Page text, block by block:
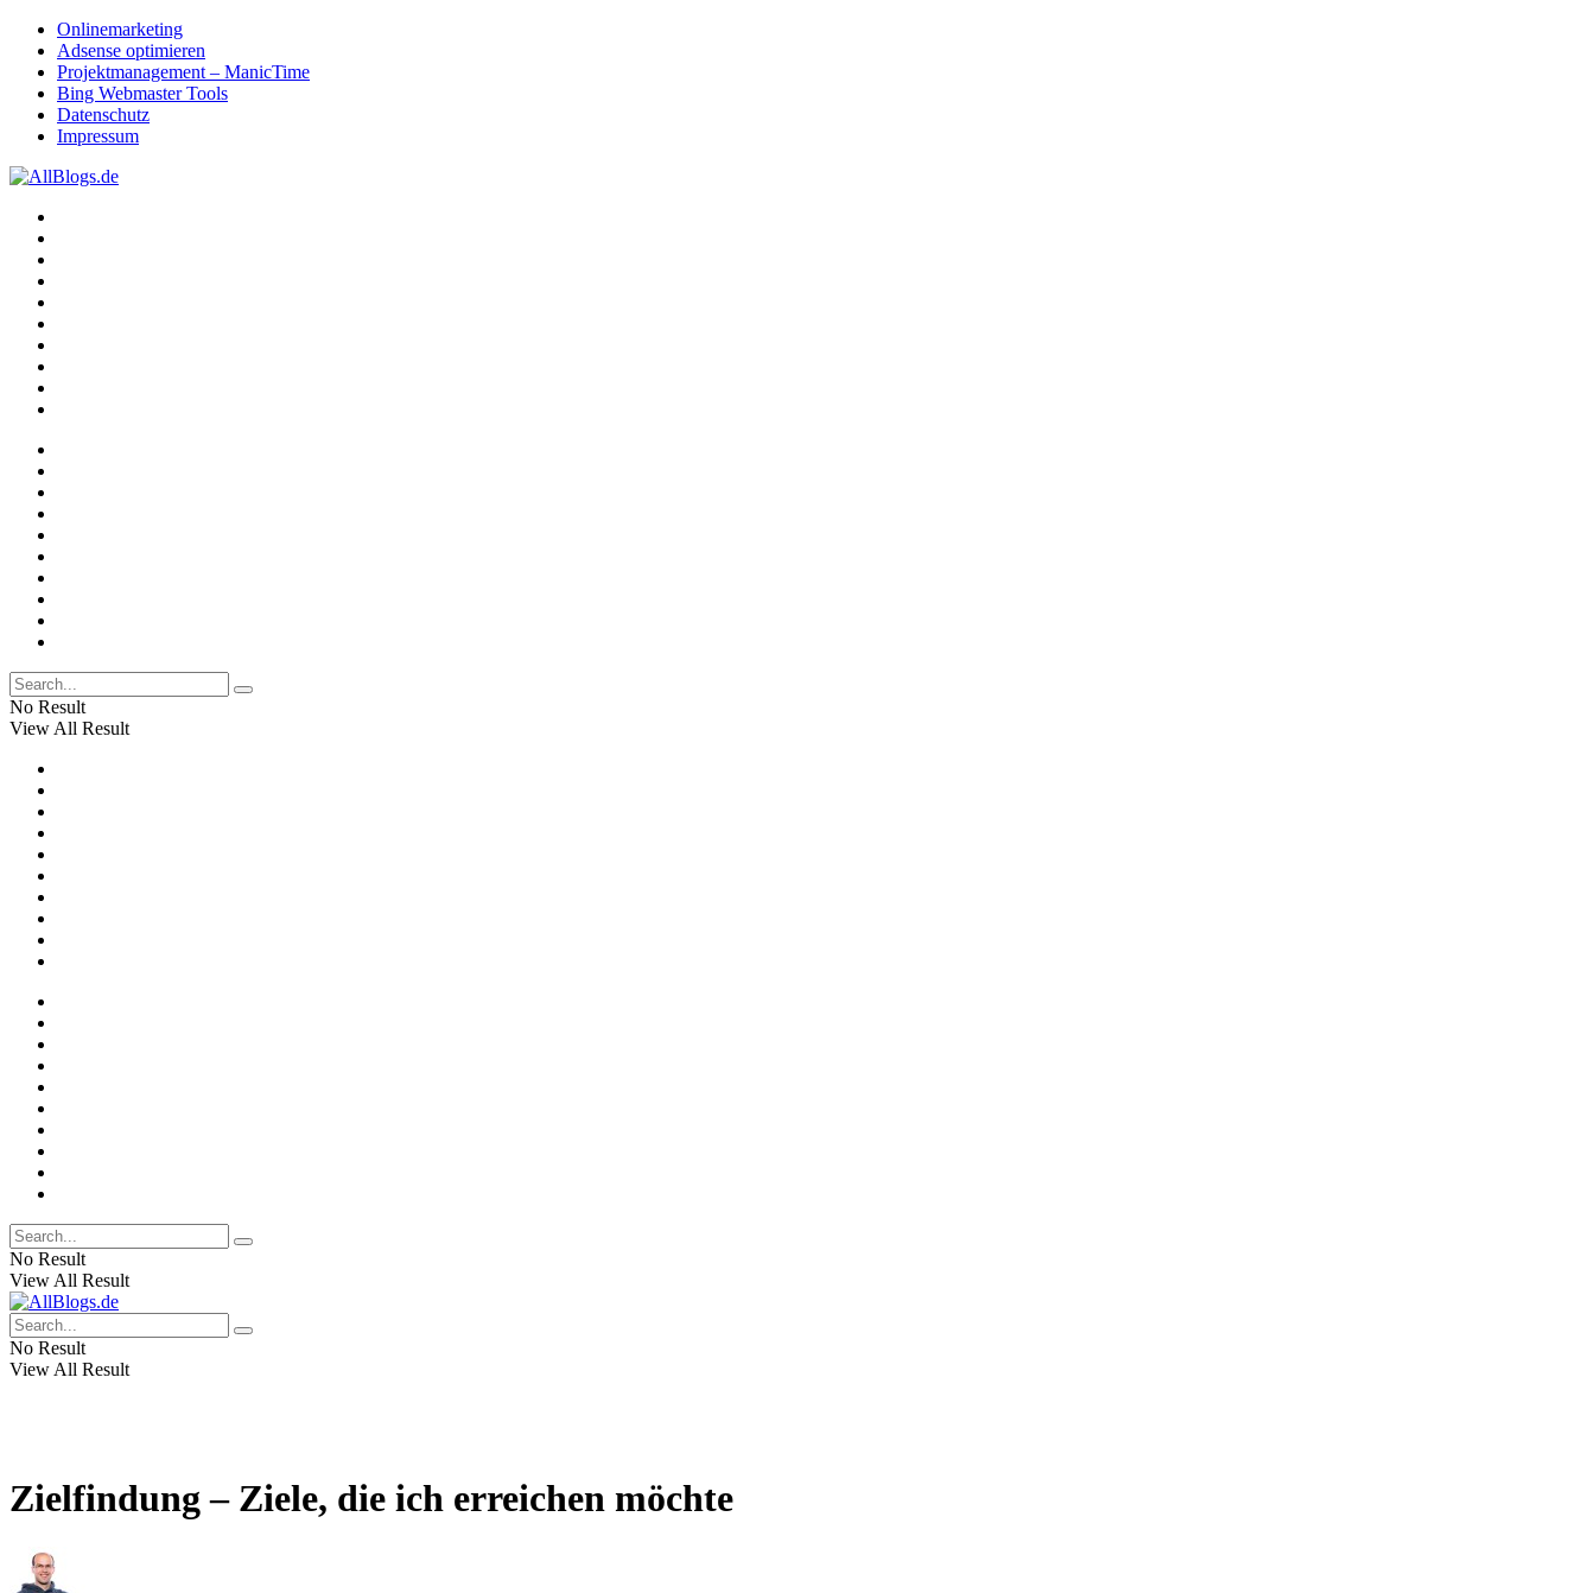
Onlinemarketing
Adsense optimieren
Projektmanagement – ManicTime
Bing Webmaster Tools
Datenschutz
Impressum
No Result
View All Result
No Result
View All Result
No Result
View All Result
Zielfindung – Ziele, die ich erreichen möchte